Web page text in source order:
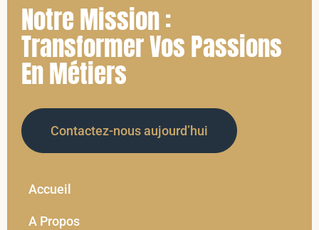
Notre Mission :
Transformer Vos Passions
En Métiers
Contactez-nous aujourd’hui
Accueil
A Propos